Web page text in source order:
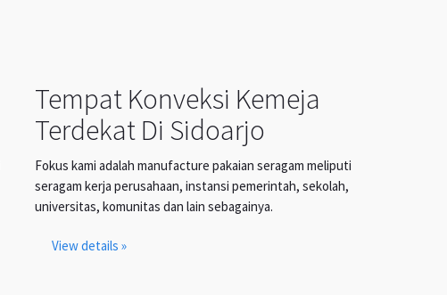
Tempat Konveksi Kemeja
Terdekat Di Sidoarjo
Fokus kami adalah manufacture pakaian seragam meliputi
seragam kerja perusahaan, instansi pemerintah, sekolah,
universitas, komunitas dan lain sebagainya.
View details »